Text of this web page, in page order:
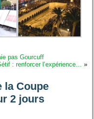
pas Gourcuff
: renforcer l’expérience…
»
la Coupe
2 jours